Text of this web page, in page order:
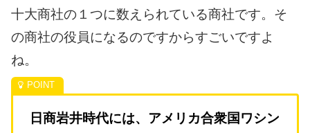
十大商社の１つに数えられている商社です。 そ
の商社の役員になるのですからすごいですよ
ね。
日商岩井時代には、アメリカ合衆国ワシン